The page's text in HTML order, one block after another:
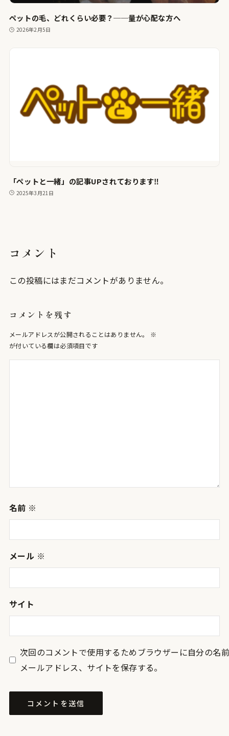
ペットの毛、どれくらい必要？──量が心配な方へ
2026年2月5日
「ペットと一緒」の記事UPされております‼
2025年3月21日
コメント
この投稿にはまだコメントがありません。
コメントを残す
メールアドレスが公開されることはありません。
※
が付いている欄は必須項目です
名前 ※
メール ※
サイト
次回のコメントで使用するためブラウザーに自分の名
メールアドレス、サイトを保存する。